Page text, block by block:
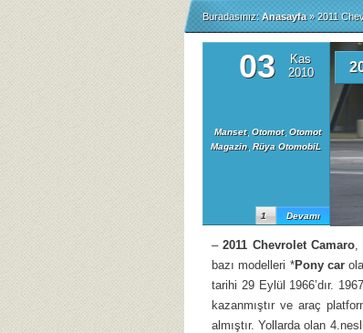
Buradasınız: Anasayfa » 2011
03
Kas
2010
Manset, Otomot, Otomot
Magazin, Rüya OtomobiL
Devamı
1
–2011 Chevrolet Camaro,
bazı modelleri *Pony car
tarihi 29 Eylül 1966’dır.
kazanmıştır ve araç
almıştır. Yollarda olan